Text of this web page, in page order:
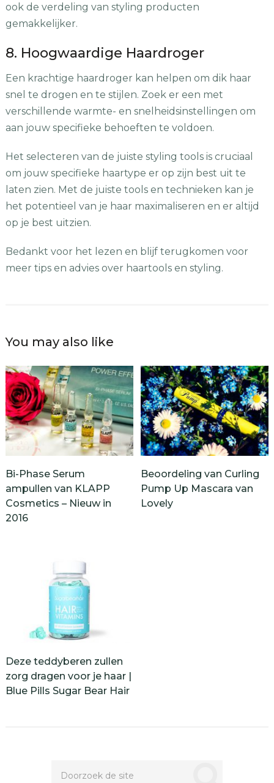
ook de verdeling van styling producten
gemakkelijker.
8. Hoogwaardige Haardroger
Een krachtige haardroger kan helpen om dik haar
snel te drogen en te stijlen. Zoek er een met
verschillende warmte- en snelheidsinstellingen om
aan jouw specifieke behoeften te voldoen.
Het selecteren van de juiste styling tools is cruciaal
om jouw specifieke haartype er op zijn best uit te
laten zien. Met de juiste tools en technieken kan je
het potentieel van je haar maximaliseren en er altijd
op je best uitzien.
Bedankt voor het lezen en blijf terugkomen voor
meer tips en advies over haartools en styling.
You may also like
Bi-Phase Serum
ampullen van KLAPP
Cosmetics – Nieuw in
2016
Beoordeling van Curling
Pump Up Mascara van
Lovely
Deze teddyberen zullen
zorg dragen voor je haar |
Blue Pills Sugar Bear Hair